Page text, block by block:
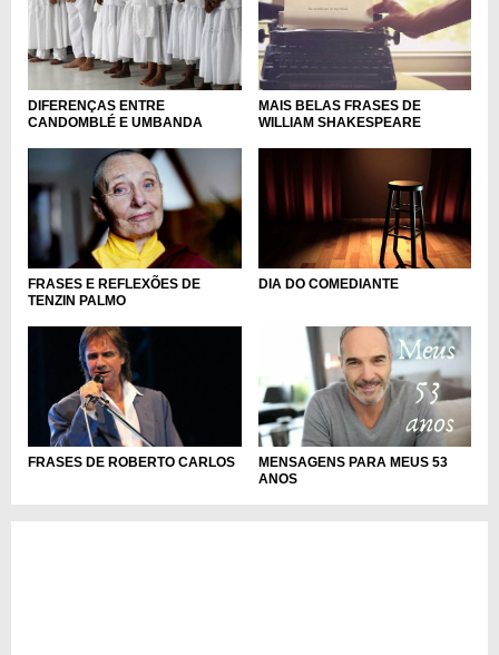
DIFERENÇAS ENTRE
CANDOMBLÉ E UMBANDA
MAIS BELAS FRASES DE
WILLIAM SHAKESPEARE
FRASES E REFLEXÕES DE
TENZIN PALMO
DIA DO COMEDIANTE
FRASES DE ROBERTO CARLOS
MENSAGENS PARA MEUS 53
ANOS